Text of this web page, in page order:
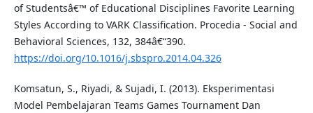
of Studentsâ€™ of Educational Disciplines Favorite Learning
Styles According to VARK Classification. Procedia - Social and
Behavioral Sciences, 132, 384â€“390.
https://doi.org/10.1016/j.sbspro.2014.04.326
Komsatun, S., Riyadi, & Sujadi, I. (2013). Eksperimentasi
Model Pembelajaran Teams Games Tournament Dan